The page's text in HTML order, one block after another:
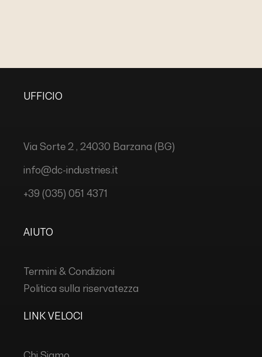
UFFICIO
Via Sorte 2 , 24030 Barzana (BG)
info@dc-industries.it
+39 (035) 051 4371
AIUTO
Termini & Condizioni
Politica sulla riservatezza
LINK VELOCI